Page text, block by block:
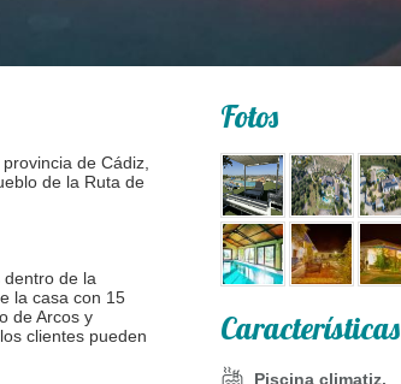
de Cádiz,
de la Ruta de
de la
la casa con 15
de Arcos y
clientes pueden
Fotos
Características
Piscina climatiz.